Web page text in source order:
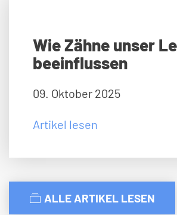
Wie Zähne unser
beeinflussen
09. Oktober 2025
Artikel lesen
ALLE ARTIKEL LESEN